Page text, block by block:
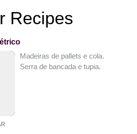
Recipes
Madeiras de pallets e cola.
Serra de bancada e tupia.